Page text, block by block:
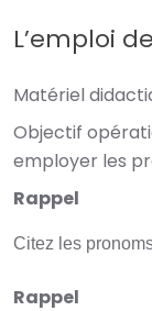
L’emploi
Matériel
Objectif
employer les
Rappel
Citez les
Rappel